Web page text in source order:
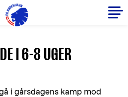
I 6-8 UGER
i gårsdagens kamp mod